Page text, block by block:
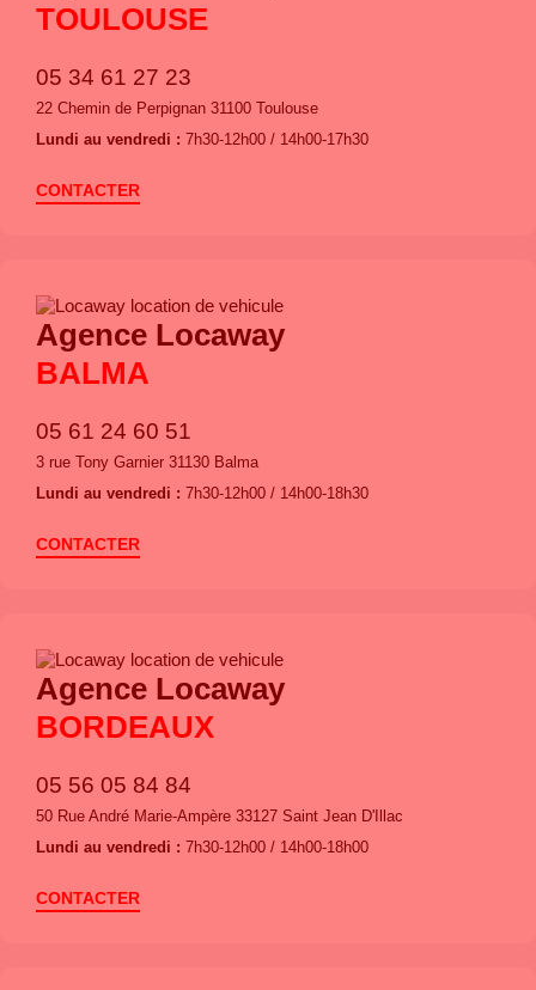
TOULOUSE
05 34 61 27 23
22 Chemin de Perpignan 31100 Toulouse
Lundi au vendredi : 7h30-12h00 / 14h00-17h30
CONTACTER
Agence Locaway
BALMA
05 61 24 60 51
3 rue Tony Garnier 31130 Balma
Lundi au vendredi : 7h30-12h00 / 14h00-18h30
CONTACTER
Agence Locaway
BORDEAUX
05 56 05 84 84
50 Rue André Marie-Ampère 33127 Saint Jean D'Illac
Lundi au vendredi : 7h30-12h00 / 14h00-18h00
CONTACTER